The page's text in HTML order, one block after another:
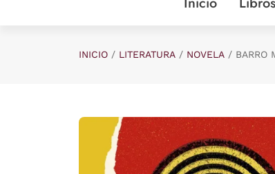
INICIO LITERATURA NOVELA BARRO